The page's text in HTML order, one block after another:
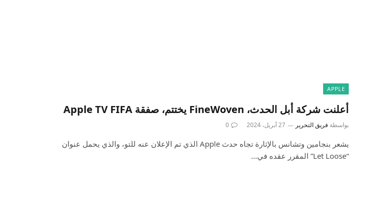
APPLE
أعلنت شركة أبل الحدث، FineWoven يختتم، صفقة Apple TV FIFA
بواسطة فريق التحرير 27 أبريل، 2024 0
يشعر بنجامين وتشانس بالإثارة تجاه حدث Apple الذي تم الإعلان عنه للتو، والذي يحمل عنوان
“Let Loose” المقرر عقده في…